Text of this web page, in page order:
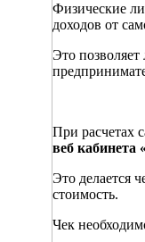
Физические
доходов от
Это позволяет
При расчетах
веб кабинета
Это делается
стоимость.
Чек